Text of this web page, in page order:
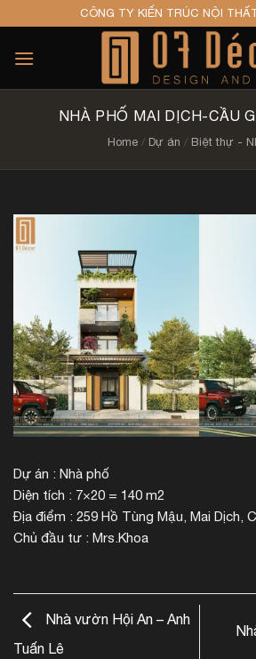
to
content
CÔNG TY KIẾN TRÚC NỘI
NHÀ PHỐ MAI DỊCH-CẦU
Home / Dự án / Biệt thự -
Dự án : Nhà phố
Diện tích : 7×20 = 140 m2
Địa điểm : 259 Hồ Tùng Mậu, Mai Dịch,
Chủ đầu tư : Mrs.Khoa
Nhà vườn Hội An – Anh
Tuấn Lê